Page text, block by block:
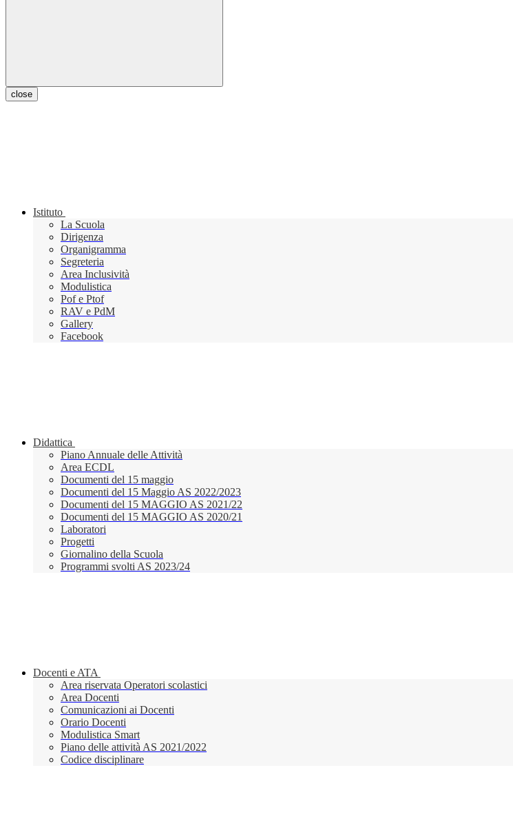
close
Istituto
La Scuola
Dirigenza
Organigramma
Segreteria
Area Inclusività
Modulistica
Pof e Ptof
RAV e PdM
Gallery
Facebook
Didattica
Piano Annuale delle Attività
Area ECDL
Documenti del 15 maggio
Documenti del 15 Maggio AS 2022/2023
Documenti del 15 MAGGIO AS 2021/22
Documenti del 15 MAGGIO AS 2020/21
Laboratori
Progetti
Giornalino della Scuola
Programmi svolti AS 2023/24
Docenti e ATA
Area riservata Operatori scolastici
Area Docenti
Comunicazioni ai Docenti
Orario Docenti
Modulistica Smart
Piano delle attività AS 2021/2022
Codice disciplinare